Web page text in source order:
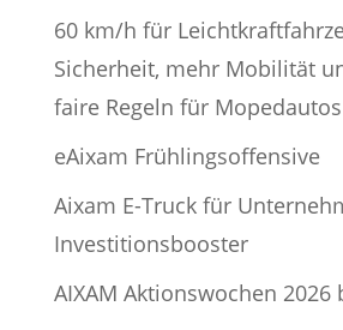
60 km/h für
Sicherheit, mehr Mobilität
faire Regeln für Mopedautos
eAixam Frühlingsoffensive
Aixam E-Truck für
Investitionsbooster
AIXAM Aktionswochen 2026